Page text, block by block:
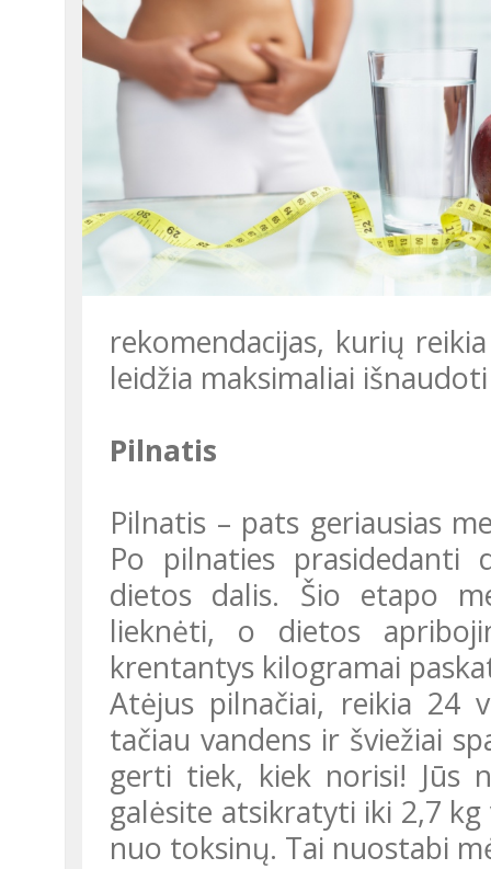
rekomendacijas, kurių
leidžia maksimaliai
Pilnatis
Pilnatis – pats geriausias
Po pilnaties prasidedanti
dietos dalis. Šio etapo
lieknėti, o dietos
krentantys kilogramai
Atėjus pilnačiai, reikia 24 valandas pasninkauti. Jokio maisto –
tačiau vandens ir šviežiai
gerti tiek, kiek norisi! Jūs
galėsite atsikratyti iki 2,7
nuo toksinų. Tai nuostabi